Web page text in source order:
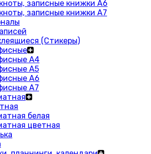
записные книжки А6
записные книжки А7
(Стикеры)
A4
A5
A6
A7
белая
цветная